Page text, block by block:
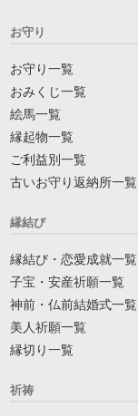
お守り
お守り一覧
おみくじ一覧
絵馬一覧
縁起物一覧
ご利益別一覧
古いお守り返納所一覧
縁結び
縁結び・恋愛成就一覧
子宝・安産祈願一覧
神前・仏前結婚式一覧
美人祈願一覧
縁切り一覧
祈祷